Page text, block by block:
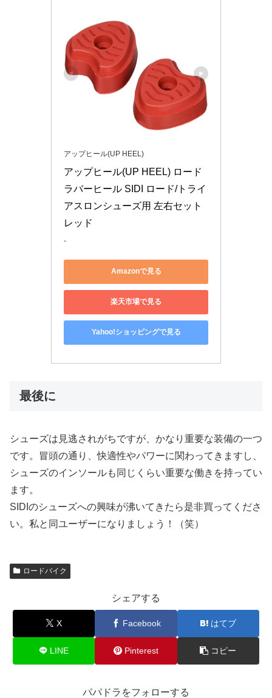
アップヒール(UP HEEL)
アップヒール(UP HEEL) ロード
ラバーヒール SIDI ロード/トライ
アスロンシューズ用 左右セット
レッド
-
Amazonで見る
楽天市場で見る
Yahoo!ショッピングで見る
最後に
シューズは見逃されがちですが、かなり重要な装備の一つ
です。冒頭の通り、快適性やパワーに関わってきますし、
シューズのインソールも同じくらい重要な働きを持ってい
ます。
SIDIのシューズへの興味が沸いてきたら是非買ってくださ
い。私と同ユーザーになりましょう！（笑）
ロードバイク
シェアする
X Facebook はてブ
LINE Pinterest コピー
パパドラをフォローする